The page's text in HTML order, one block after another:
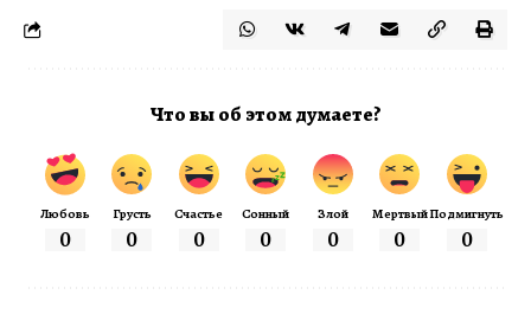
Что вы об этом думаете?
Любовь
0
Грусть
0
Счастье
0
Сонный
0
Злой
0
Мертвый
0
Подмигнуть
0